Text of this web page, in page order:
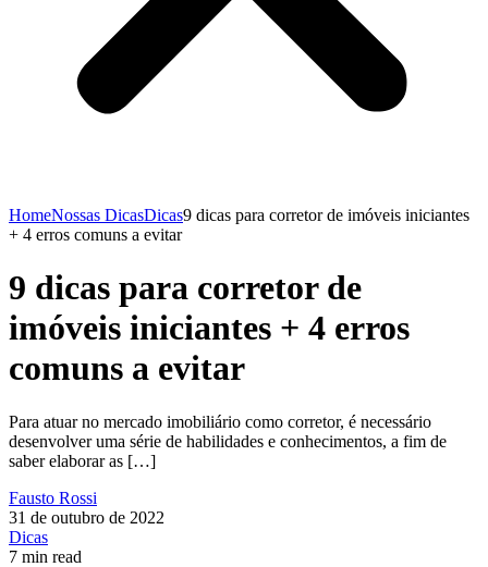
HomeNossas DicasDicas9 dicas para corretor de imóveis iniciantes
+ 4 erros comuns a evitar
9 dicas para corretor de
imóveis iniciantes + 4 erros
comuns a evitar
Para atuar no mercado imobiliário como corretor, é necessário
desenvolver uma série de habilidades e conhecimentos, a fim de
saber elaborar as […]
Fausto Rossi
31 de outubro de 2022
Dicas
7 min read